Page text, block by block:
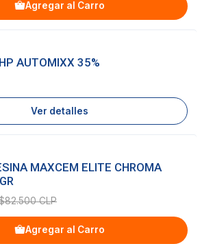
Agregar al Carro
AUTOMIXX 35%
Ver detalles
MAXCEM ELITE CHROMA
CLP
Agregar al Carro